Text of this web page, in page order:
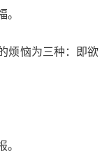
恼为三种：即欲